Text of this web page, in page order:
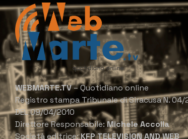
WEBMARTE.TV– Quotidiano online
Registro stampa Tribunale di Siracusa N. 04/
DEL 09/04/2010
Direttore Responsabile:Michele Accolla
Società editrice:KFP TELEVISION AND WEB